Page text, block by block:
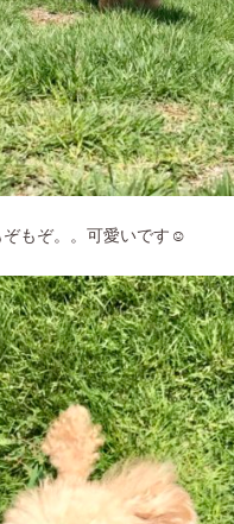
ぞもぞ。。可愛いです☺︎